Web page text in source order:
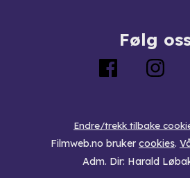
Følg
Endre/trekk tilbake
Filmweb.no bruker cookies.
Adm. Dir: Harald